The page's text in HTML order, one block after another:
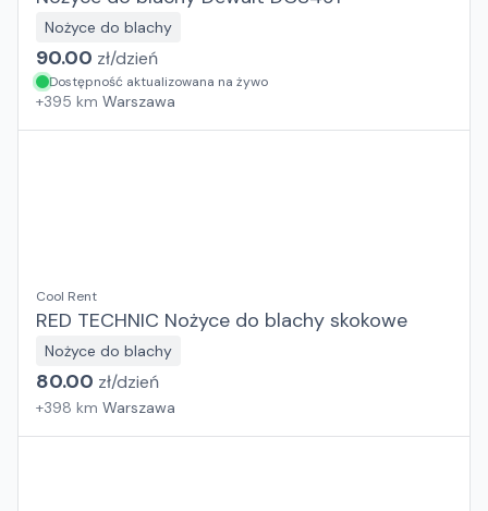
Nożyce do blachy
90.00 zł/dzień
Dostępność aktualizowana na żywo
+395 km Warszawa
Cool Rent
RED TECHNIC Nożyce do blachy skokowe
Nożyce do blachy
80.00 zł/dzień
+398 km Warszawa